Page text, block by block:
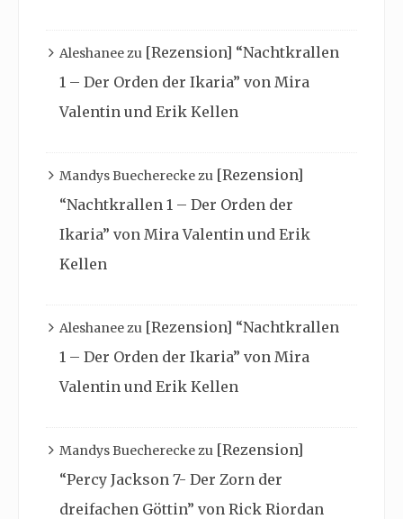
Aleshaneezu [Rezension] “Nachtkrallen
1 – Der Orden der Ikaria” von Mira
Valentin und Erik Kellen
Mandys Buechereckezu [Rezension]
“Nachtkrallen 1 – Der Orden der
Ikaria” von Mira Valentin und Erik
Kellen
Aleshaneezu [Rezension] “Nachtkrallen
1 – Der Orden der Ikaria” von Mira
Valentin und Erik Kellen
Mandys Buechereckezu [Rezension]
“Percy Jackson 7- Der Zorn der
dreifachen Göttin” von Rick Riordan